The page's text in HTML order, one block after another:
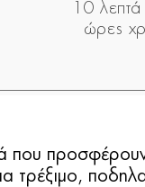
10
ώρες
που
τρέξιμο,